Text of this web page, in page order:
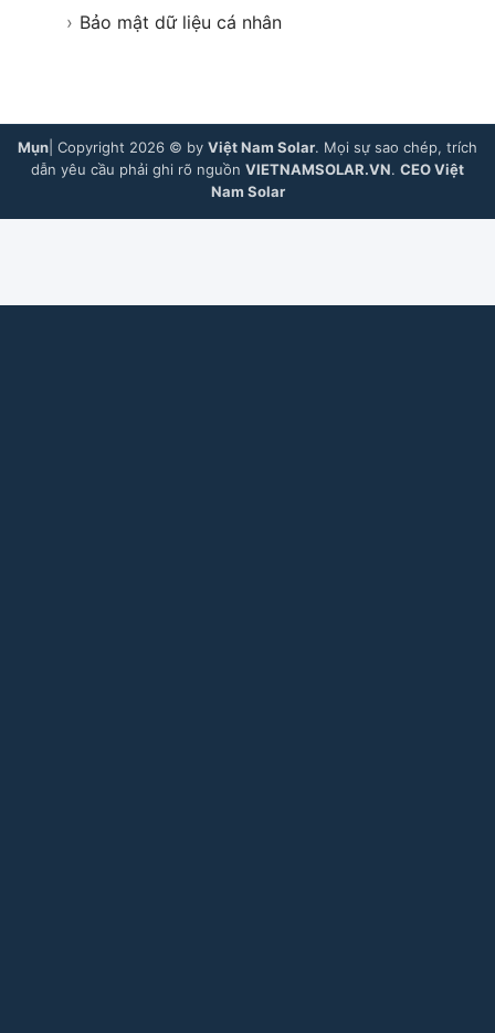
› Bảo mật dữ liệu cá nhân
Mụn | Copyright 2026 © by Việt Nam Solar. Mọi sự sao chép, trích
dẫn yêu cầu phải ghi rõ nguồn VIETNAMSOLAR.VN. CEO Việt
Nam Solar